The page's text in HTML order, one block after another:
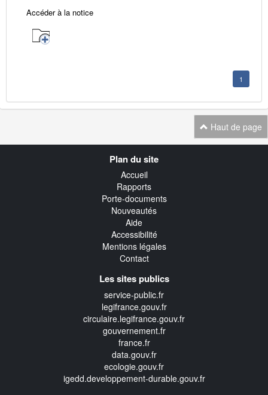
Accéder à la notice
1
Haut de page
Plan du site
Accueil
Rapports
Porte-documents
Nouveautés
Aide
Accessibilité
Mentions légales
Contact
Les sites publics
service-public.fr
legifrance.gouv.fr
circulaire.legifrance.gouv.fr
gouvernement.fr
france.fr
data.gouv.fr
ecologie.gouv.fr
igedd.developpement-durable.gouv.fr